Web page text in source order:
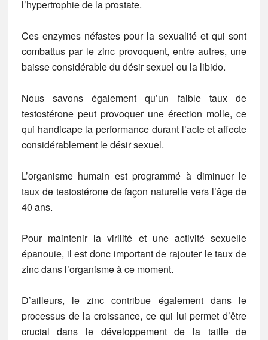
l’hypertrophie de la prostate.
Ces enzymes néfastes pour la sexualité et qui sont
combattus par le zinc provoquent, entre autres, une
baisse considérable du désir sexuel ou la libido.
Nous savons également qu’un faible taux de
testostérone peut provoquer une érection molle, ce
qui handicape la performance durant l’acte et affecte
considérablement le désir sexuel.
L’organisme humain est programmé à diminuer le
taux de testostérone de façon naturelle vers l’âge de
40 ans.
Pour maintenir la virilité et une activité sexuelle
épanouie, il est donc important de rajouter le taux de
zinc dans l’organisme à ce moment.
D’ailleurs, le zinc contribue également dans le
processus de la croissance, ce qui lui permet d’être
crucial dans le développement de la taille de